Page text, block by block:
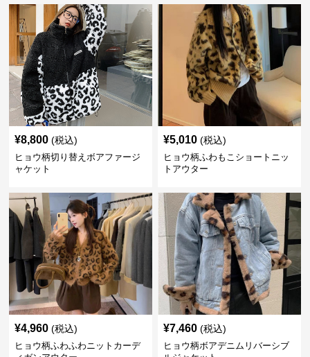
¥8,800 (税込)
ヒョウ柄切り替えボアファージ
ャケット
¥5,010 (税込)
ヒョウ柄ふわもこショートニッ
トアウター
¥4,960 (税込)
ヒョウ柄ふわふわニットカーデ
¥7,460 (税込)
ヒョウ柄ボアデニムリバーシブ